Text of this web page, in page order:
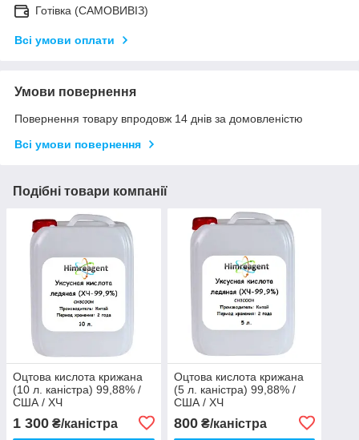
Готівка (САМОВИВІЗ)
Всі умови оплати
Умови повернення
Повернення товару впродовж 14 днів за домовленістю
Всі умови повернення
Подібні товари компанії
Оцтова кислота крижана
(10 л. каністра) 99,88% /
США / ХЧ
1 300 ₴/каністра
Оцтова кислота крижана
(5 л. каністра) 99,88% /
США / ХЧ
800₴/каністра